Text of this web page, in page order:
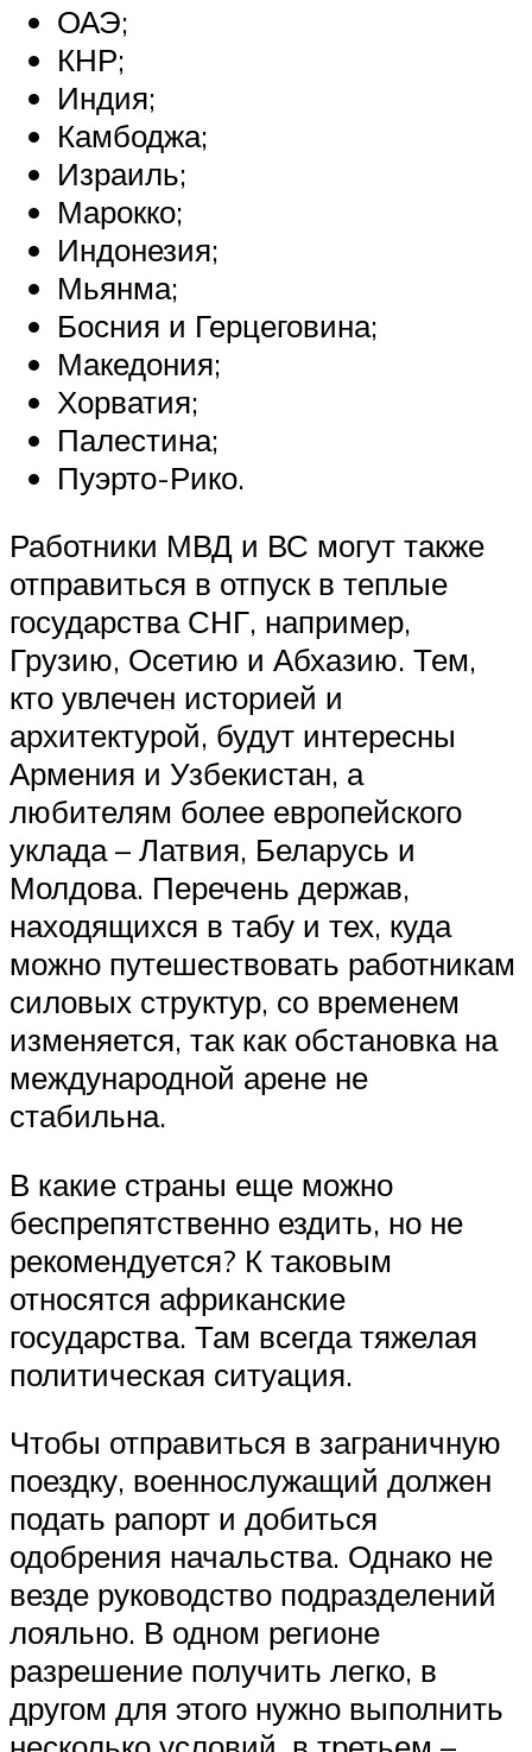
ОАЭ;
КНР;
Индия;
Камбоджа;
Израиль;
Марокко;
Индонезия;
Мьянма;
Босния и Герцеговина;
Македония;
Хорватия;
Палестина;
Пуэрто-Рико.
Работники МВД и ВС могут также
отправиться в отпуск в теплые
государства СНГ, например,
Грузию, Осетию и Абхазию. Тем,
кто увлечен историей и
архитектурой, будут интересны
Армения и Узбекистан, а
любителям более европейского
уклада – Латвия, Беларусь и
Молдова. Перечень держав,
находящихся в табу и тех, куда
можно путешествовать работникам
силовых структур, со временем
изменяется, так как обстановка на
международной арене не
стабильна.
В какие страны еще можно
беспрепятственно ездить, но не
рекомендуется? К таковым
относятся африканские
государства. Там всегда тяжелая
политическая ситуация.
Чтобы отправиться в заграничную
поездку, военнослужащий должен
подать рапорт и добиться
одобрения начальства. Однако не
везде руководство подразделений
лояльно. В одном регионе
разрешение получить легко, в
другом для этого нужно выполнить